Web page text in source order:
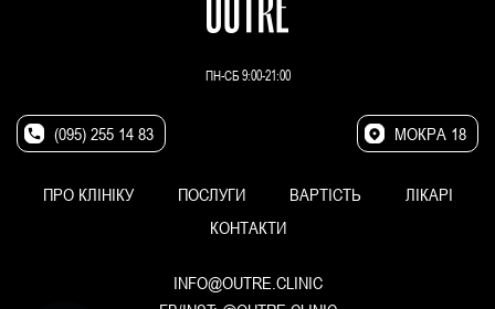
ПН-СБ 9:00-21:00
(095) 255 14 83 МОКРА 18
ПРО КЛІНІКУ ПОСЛУГИ ВАРТІСТЬ
ЛІКАРІ
КОНТАКТИ
INFO@OUTRE.CLINIC